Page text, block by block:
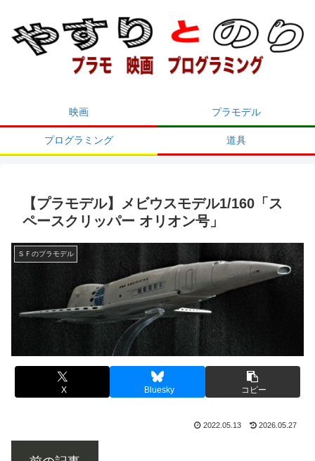
映画 プラモデル
プログラミング 道具
【プラモデル】メビウスモデル1/160「ス
ペースクリッパー オリオン号」
ＳＦのプラモデル
X Bluesky コピー
2022.05.13 2026.05.27